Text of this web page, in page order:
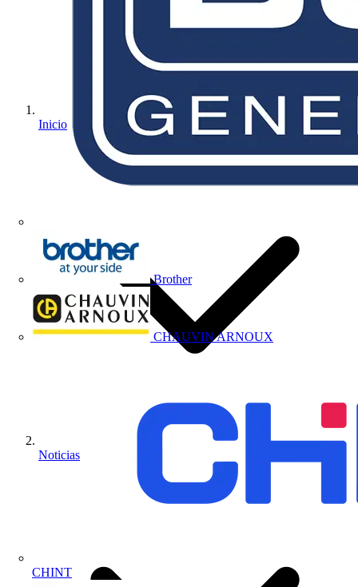
Brother
CHAUVIN ARNOUX
CHINT
Inicio
Noticias